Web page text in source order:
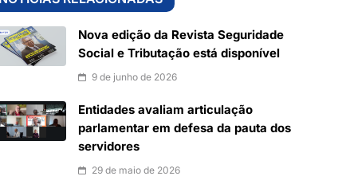
Nova edição da Revista Seguridade
Social e Tributação está disponível
9 de junho de 2026
Entidades avaliam articulação
parlamentar em defesa da pauta dos
servidores
29 de maio de 2026